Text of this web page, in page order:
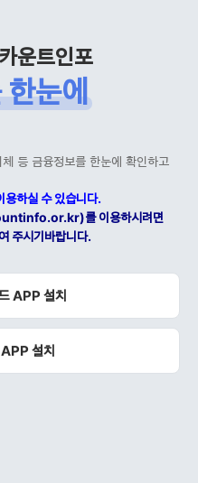
운트인포
눈에
등 금융정보를 한눈에 확인하고
하실 수 있습니다.
를 이용하시려면
주시기바랍니다.
APP 설치
설치